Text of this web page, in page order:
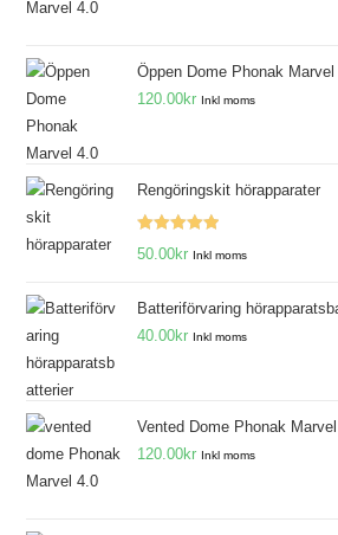
Öppen Dome Phonak Marvel
120.00kr Inkl moms
Rengöringskit hörapparater
Betygsatt
50.00kr Inkl moms
Batteriförvaring
40.00kr Inkl moms
Vented Dome Phonak Marvel
120.00kr Inkl moms